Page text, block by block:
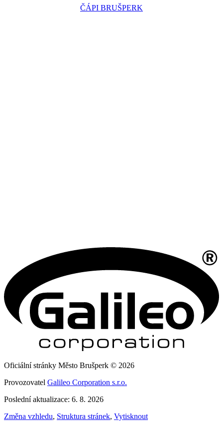
ČÁPI BRUŠPERK
Oficiální stránky Město Brušperk © 2026
Provozovatel Galileo Corporation s.r.o.
Poslední aktualizace: 6. 8. 2026
Změna vzhledu, Struktura stránek, Vytisknout